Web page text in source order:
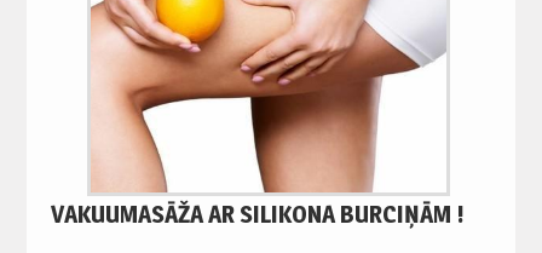
VAKUUMASĀŽA AR SILIKONA BURCIŅĀM !